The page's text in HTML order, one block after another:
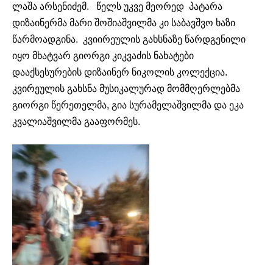
ლაშა არსენიძემ. წელს უკვე მეორედ პატარა
დიზაინერმა მარი შოშიაშვილმა კი საბავშვო ხაზი
წარმოადგინა. კვიირეულის გახსნაზე წარდგენილი
იყო მხატვარ გიორგი კიკვაძის ნახატები
დააქსესურების დიზაინერ ნიკოლის კოლექცია.
კვირეულის გახსნა მუსიკალურად მომმღერლებმა
გიორგი წერეთელმა, გია სურამელაშვილმა და ეკა
კვალიაშვილმა გააფორმეს.